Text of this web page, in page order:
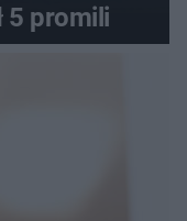
5 promili